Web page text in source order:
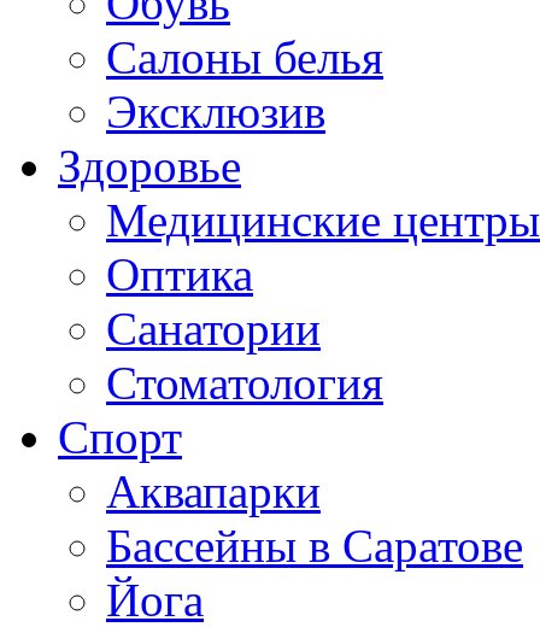
Салоны белья
Эксклюзив
Здоровье
Медицинские центры
Оптика
Санатории
Стоматология
Спорт
Аквапарки
Бассейны в Саратове
Йога